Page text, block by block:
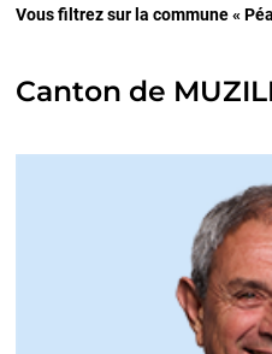
Vous filtrez sur la commune «
Canton de